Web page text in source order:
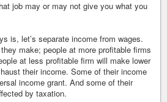
job may or may not give you what you
is, let’s separate income from wages.
make; people at more profitable firms
at less profitable firm will make lower
their income. Some of their income
income grant. And some of their
by taxation.